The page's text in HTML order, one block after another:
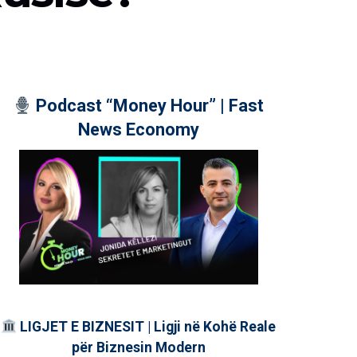
Podcast “Money Hour” | Fast
News Economy
LIGJET E BIZNESIT | Ligji në Kohë Reale
për Biznesin Modern